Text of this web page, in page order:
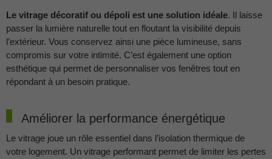
Le vitrage décoratif ou dépoli est une solution idéale. Il laisse
passer la lumière naturelle tout en floutant la visibilité depuis
l’extérieur. Vous conservez ainsi une pièce lumineuse, sans
compromis sur votre intimité. C’est également une option
esthétique qui permet de personnaliser vos fenêtres tout en
répondant à un besoin pratique.
Améliorer la performance énergétique
Le vitrage joue un rôle essentiel dans l’isolation thermique de
votre logement. Un vitrage performant permet de limiter les pertes